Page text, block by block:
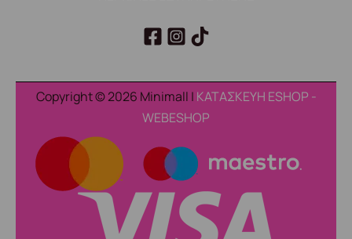
Copyright © 2026 Minimall | ΚΑΤΑΣΚΕΥΗ ESHOP -
WEBESHOP